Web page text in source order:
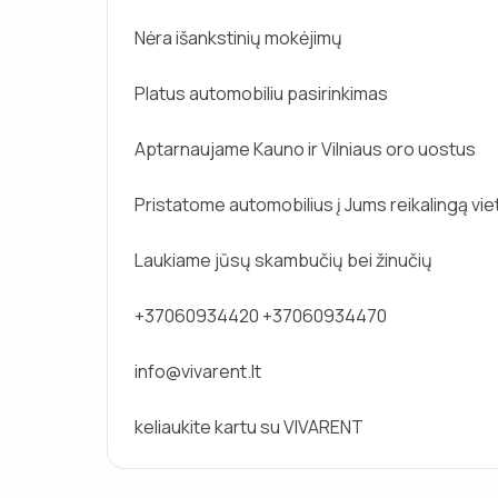
Nėra išankstinių mokėjimų
Platus automobiliu pasirinkimas
Aptarnaujame Kauno ir Vilniaus oro uostus
Pristatome automobilius į Jums reikalingą
Laukiame jūsų skambučių bei žinučių
+37060934420 +37060934470
info@vivarent.lt
keliaukite kartu su VIVARENT